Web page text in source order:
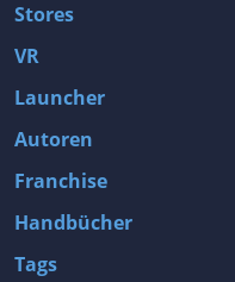
Stores
VR
Launcher
Autoren
Franchise
Handbücher
Tags